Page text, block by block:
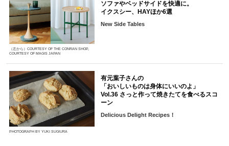
（左から）COURTESY OF THE CONRAN SHOP,
COURTESY OF MAGIS JAPAN
ソファやベッドサイドを快適に。
イクスシー、HAYほか6選
New Side Tables
PHOTOGRAPH BY YUKI SUGIURA
有元葉子さんの
「おいしいものは身体にいいのよ」
Vol.36 さっと作って焼きたてを食べるスコ
ーン
Delicious Delight Recipes！